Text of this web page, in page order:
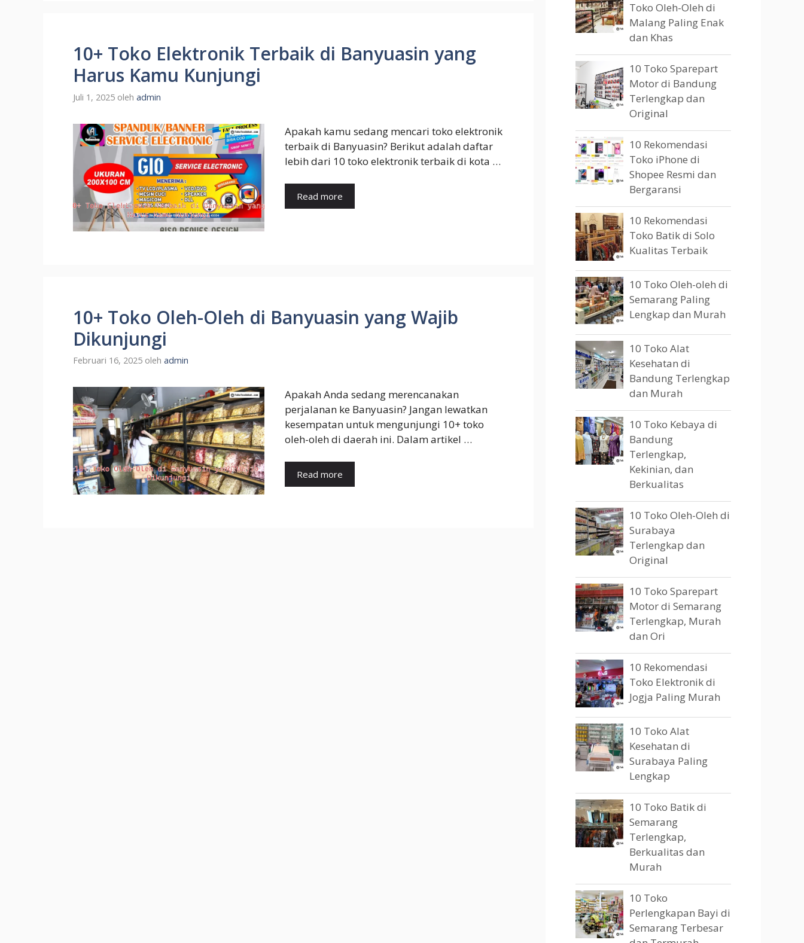
10+ Toko Elektronik Terbaik di Banyuasin yang
Harus Kamu Kunjungi
Juli 1, 2025 oleh admin
Apakah kamu sedang mencari toko elektronik
terbaik di Banyuasin? Berikut adalah daftar
lebih dari 10 toko elektronik terbaik di kota …
Read more
10+ Toko Oleh-Oleh di Banyuasin yang Wajib
Dikunjungi
Februari 16, 2025 oleh admin
Apakah Anda sedang merencanakan
perjalanan ke Banyuasin? Jangan lewatkan
kesempatan untuk mengunjungi 10+ toko
oleh-oleh di daerah ini. Dalam artikel …
Read more
Toko Oleh-Oleh di
Malang Paling Enak
dan Khas
10 Toko Sparepart
Motor di Bandung
Terlengkap dan
Original
10 Rekomendasi
Toko iPhone di
Shopee Resmi dan
Bergaransi
10 Rekomendasi
Toko Batik di Solo
Kualitas Terbaik
10 Toko Oleh-oleh di
Semarang Paling
Lengkap dan Murah
10 Toko Alat
Kesehatan di
Bandung Terlengkap
dan Murah
10 Toko Kebaya di
Bandung
Terlengkap,
Kekinian, dan
Berkualitas
10 Toko Oleh-Oleh di
Surabaya
Terlengkap dan
Original
10 Toko Sparepart
Motor di Semarang
Terlengkap, Murah
dan Ori
10 Rekomendasi
Toko Elektronik di
Jogja Paling Murah
10 Toko Alat
Kesehatan di
Surabaya Paling
Lengkap
10 Toko Batik di
Semarang
Terlengkap,
Berkualitas dan
Murah
10 Toko
Perlengkapan Bayi di
Semarang Terbesar